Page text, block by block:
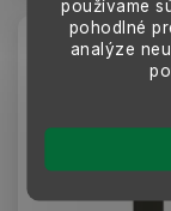
používame
pohodlné
analýze